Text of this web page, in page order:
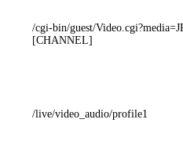
/cgi-bin/guest/
[CHANNEL]
/live/video_audio/profile1